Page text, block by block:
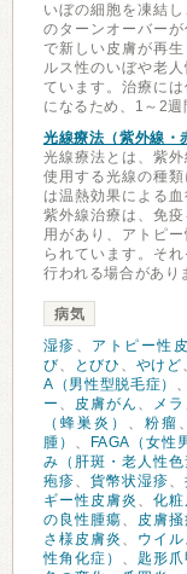
いぼの細胞を凍結
のターンオーバー
で新しい皮膚が再
ルス性のいぼや老
ています。治療に
になるため、1～2週
光線療法（紫外線・
光線療法とは、紫
使用する光線の種
は温熱効果による
紫外線治療は、免
用があり、アトピ
られています。そ
行われる場合があり
病気
湿疹 、 アトピー性
び、 とびひ 、 やけど
A（男性型脱毛症） 、
ー 、 皮膚がん 、 メ
（蜂巣炎） 、 粉瘤 、
腫） 、 FAGA（女性
み（肝斑・老人性色
疱疹、 貨幣状湿疹、
ギー性皮膚炎 、 化粧
の良性腫瘍、 皮膚
さ様皮膚炎 、 ウイル
性角化症） 、 匙形爪